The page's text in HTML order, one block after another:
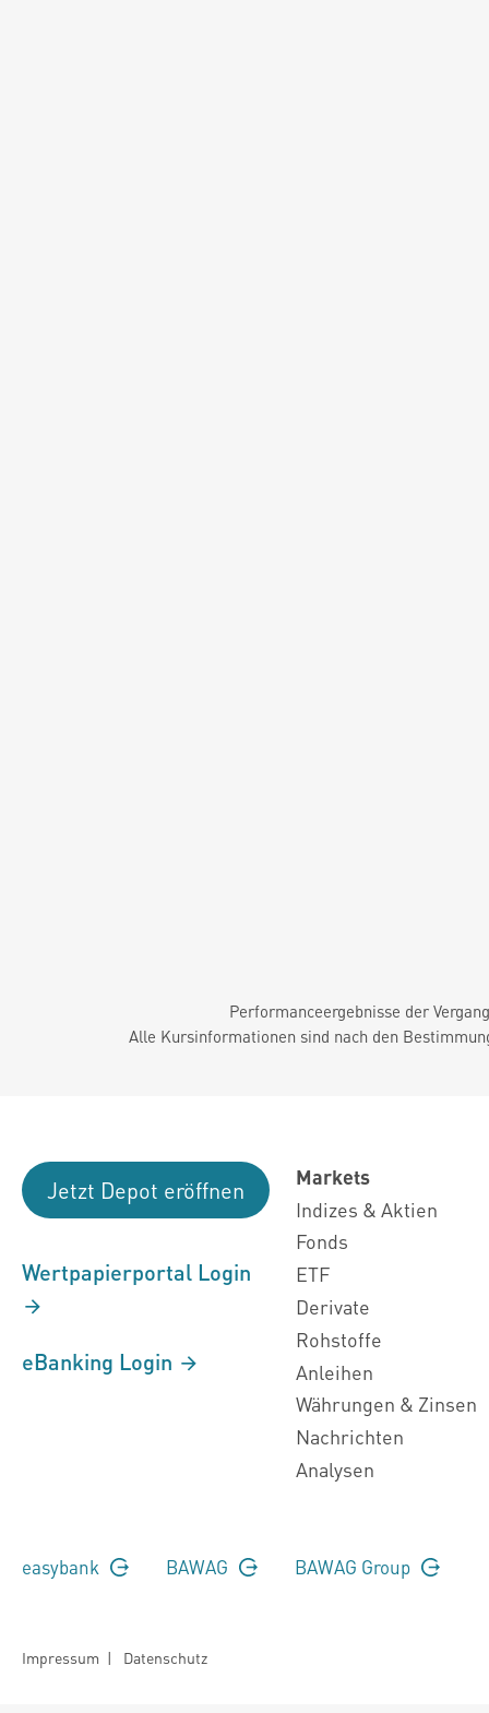
Performanceergebnisse der
Alle Kursinformationen sind nach den
Jetzt Depot eröffnen
Wertpapierportal Login
eBanking Login
Markets
Indizes & Aktien
Fonds
ETF
Derivate
Rohstoffe
Anleihen
Währungen & Zinsen
Nachrichten
Analysen
easybank BAWAG BAWAG Group
Impressum | Datenschutz